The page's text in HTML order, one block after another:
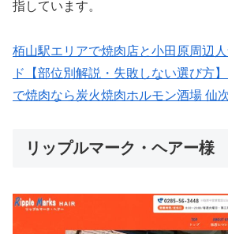
指しています。
栢山駅エリアで焼肉店と小田原周辺
ド【部位別解説・失敗しない選び方
で焼肉なら炭火焼肉ホルモン酒場 仙
リップルマーク・ヘアー様